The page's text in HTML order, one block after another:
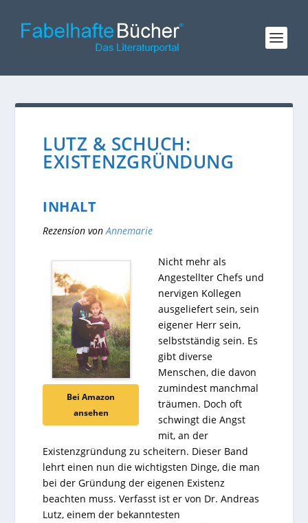
LUTZ & SCHUCH:
EXISTENZGRÜNDUNG
INHALT
Rezension vonAnnemarie
Bei Amazon
ansehen
Nicht mehr als
Angestellter Chefs und
nervigen Kollegen
ausgeliefert sein, sein
eigener Herr sein,
selbstständig sein. Es
gibt diverse
Menschen, die davon
zumindest manchmal
träumen. Doch oft
schwingt die Angst
mit, an der
Existenzgründung zu scheitern. Dieser Band
lehrt einen nun die wichtigsten Dinge, die man
bei der Gründung der eigenen Existenz
beachten muss. Verfasst ist er von Dr. Andreas
Lutz, einem der bekanntesten